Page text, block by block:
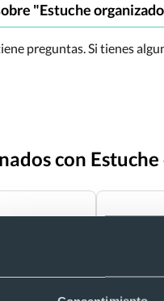
"Estuche
preguntas. Si tienes
con